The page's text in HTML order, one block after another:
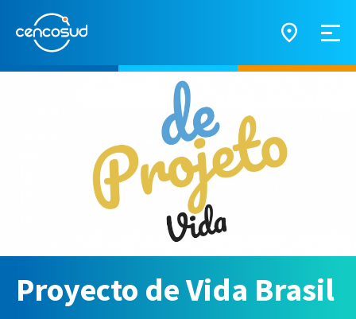
Proyecto de Vida Brasil